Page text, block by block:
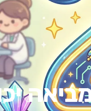
שמביאה